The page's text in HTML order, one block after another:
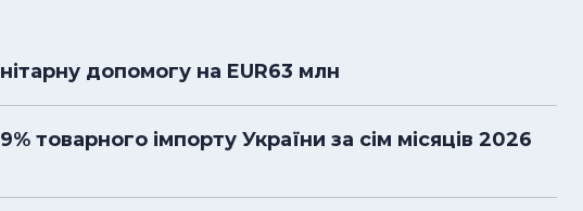
допомогу на EUR63 млн
товарного імпорту України за сім місяців 2026